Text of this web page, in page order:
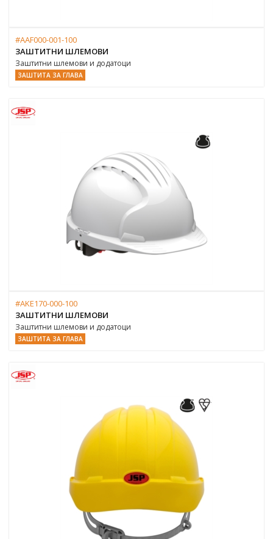
#AAF000-001-100
ЗАШТИТНИ ШЛЕМОВИ
Заштитни шлемови и додатоци
ЗАШТИТА ЗА ГЛАВА
#AKE170-000-100
ЗАШТИТНИ ШЛЕМОВИ
Заштитни шлемови и додатоци
ЗАШТИТА ЗА ГЛАВА